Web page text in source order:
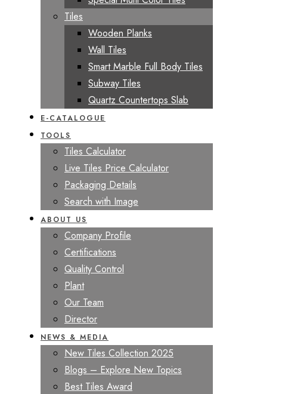
Tiles
Wooden Planks
Wall Tiles
Smart Marble Full Body Tiles
Subway Tiles
Quartz Countertops Slab
E-CATALOGUE
TOOLS
Tiles Calculator
Live Tiles Price Calculator
Packaging Details
Search with Image
ABOUT US
Company Profile
Certifications
Quality Control
Plant
Our Team
Director
NEWS & MEDIA
New Tiles Collection 2025
Blogs – Explore New Topics
Best Tiles Award